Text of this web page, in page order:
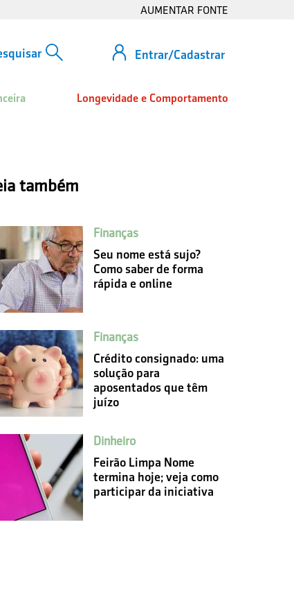
AUMENTAR FONTE
Entrar/Cadastrar
Longevidade e Comportamento
também
Finanças
Seu nome está sujo?
Como saber de forma
rápida e online
Finanças
Crédito consignado: uma
solução para
aposentados que têm
juízo
Dinheiro
Feirão Limpa Nome
termina hoje; veja como
participar da iniciativa